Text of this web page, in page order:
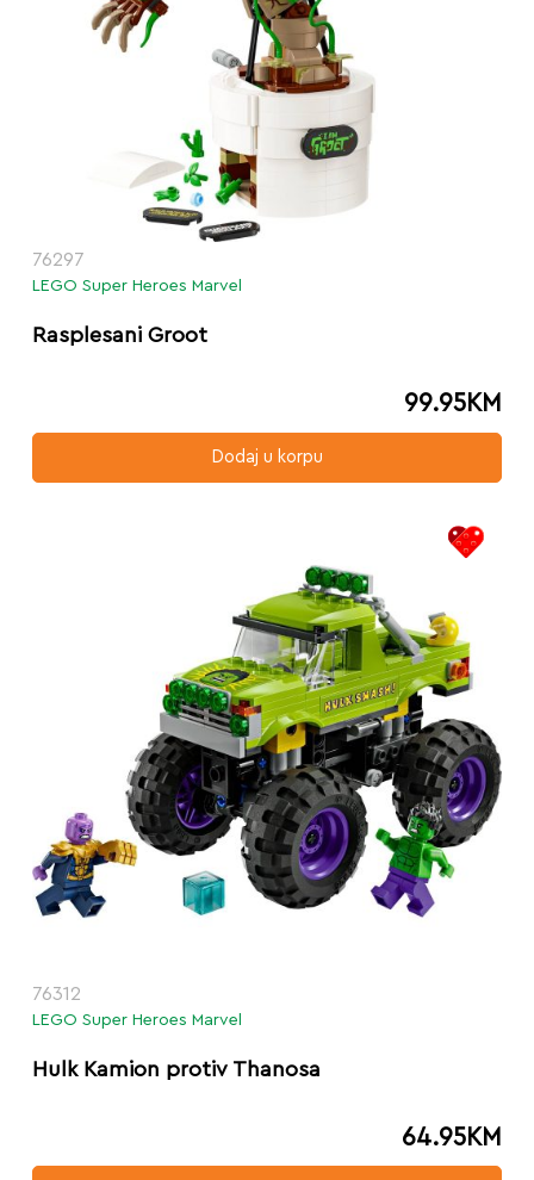
76297
LEGO Super Heroes Marvel
Rasplesani Groot
99.95KM
Dodaj u korpu
76312
LEGO Super Heroes Marvel
Hulk Kamion protiv Thanosa
64.95KM